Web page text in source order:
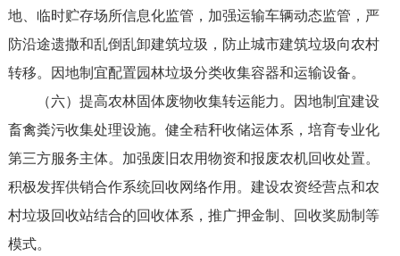
地、临时贮存场所信息化监管，加强运输车辆动态监管，严
防沿途遗撒和乱倒乱卸建筑垃圾，防止城市建筑垃圾向农村
转移。因地制宜配置园林垃圾分类收集容器和运输设备。
（六）提高农林固体废物收集转运能力。因地制宜建设
畜禽粪污收集处理设施。健全秸秆收储运体系，培育专业化
第三方服务主体。加强废旧农用物资和报废农机回收处置。
积极发挥供销合作系统回收网络作用。建设农资经营点和农
村垃圾回收站结合的回收体系，推广押金制、回收奖励制等
模式。